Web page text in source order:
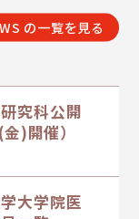
の一覧を見る
究科公開
)開催）
大学院医